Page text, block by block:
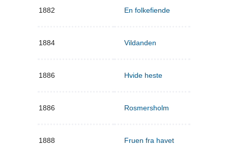
1882 En folkefiende
1884 Vildanden
1886 Hvide heste
1886 Rosmersholm
1888 Fruen fra havet